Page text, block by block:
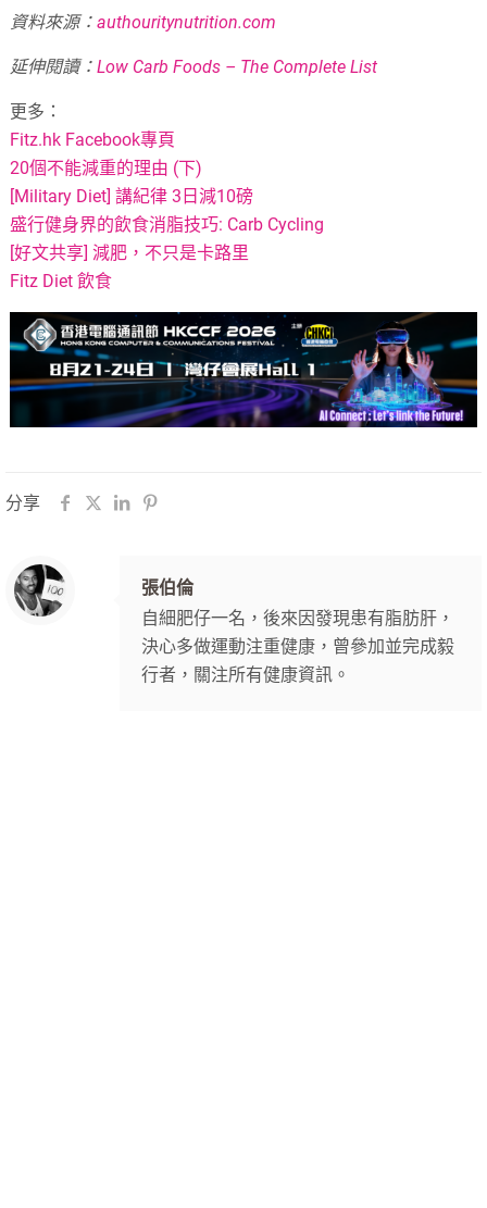
資料來源：authouritynutrition.com
延伸閱讀：Low Carb Foods – The Complete List
更多：
Fitz.hk Facebook專頁
20個不能減重的理由 (下)
[Military Diet] 講紀律 3日減10磅
盛行健身界的飲食消脂技巧: Carb Cycling
[好文共享] 減肥，不只是卡路里
Fitz Diet 飲食
分享
張伯倫
自細肥仔一名，後來因發現患有脂肪肝，
決心多做運動注重健康，曾參加並完成毅
行者，關注所有健康資訊。